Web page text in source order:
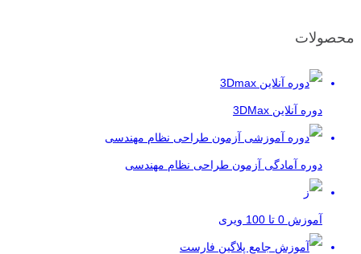
محصولات
دوره آنلاین 3DMax
دوره آمادگی آزمون طراحی نظام مهندسی
آموزش 0 تا 100 ویری